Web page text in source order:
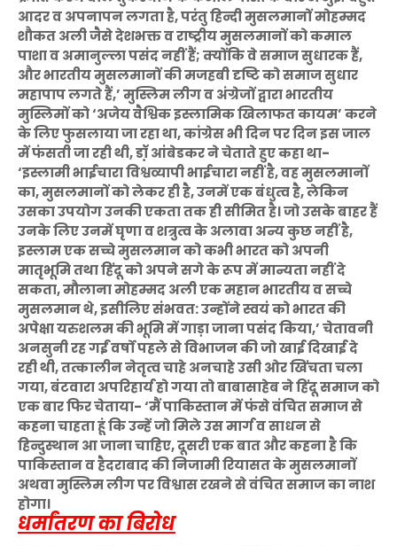
आदर व अपनापन लगता है, परंतु हिन्दी मुसलमानों मोहम्मद
शौकत अली जैसे देशभक्त व राष्ट्रीय मुसलमानों को कमाल
पाशा व अमानुल्ला पसंद नहीं हैं; क्योंकि वे समाज सुधारक हैं,
और भारतीय मुसलमानों की मजहबी दृष्टि को समाज सुधार
महापाप लगते हैं,’ मुस्लिम लीग व अंग्रेजों द्वारा भारतीय
मुस्लिमों को ‘अजेय वैश्विक इस्लामिक खिलाफत कायम’ करने
के लिए फुसलाया जा रहा था, कांग्रेस भी दिन पर दिन इस जाल
में फंसती जा रही थी, डॉ़ आंबेडकर ने चेताते हुए कहा था-
‘इस्लामी भाईचारा विश्वव्यापी भाईचारा नहीं है, वह मुसलमानों
का, मुसलमानों को लेकर ही है, उनमें एक बंधुत्व है, लेकिन
उसका उपयोग उनकी एकता तक ही सीमित है। जो उसके बाहर हैं
उनके लिए उनमें घृणा व शत्रुत्व के अलावा अन्य कुछ नहीं है,
इस्लाम एक सच्चे मुसलमान को कभी भारत को अपनी
मातृभूमि तथा हिंदू को अपने सगे के रूप में मान्यता नहीं दे
सकता, मौलाना मोहम्मद अली एक महान भारतीय व सच्चे
मुसलमान थे, इसीलिए संभवत: उन्होंने स्वयं को भारत की
अपेक्षा यरुशलम की भूमि में गाड़ा जाना पसंद किया,’ चेतावनी
अनसुनी रह गईं वर्षो पहले से विभाजन की जो खाई दिखाई दे
रही थी, तत्कालीन नेतृत्व चाहे अनचाहे उसी ओर खिंचता चला
गया, बंटवारा अपरिहार्य हो गया तो बाबासाहेब ने हिंदू समाज को
एक बार फिर चेताया- ‘मैं पाकिस्तान में फंसे वंचित समाज से
कहना चाहता हूं कि उन्हें जो मिले उस मार्ग व साधन से
हिन्दुस्थान आ जाना चाहिए, दूसरी एक बात और कहना है कि
पाकिस्तान व हैदराबाद की निजामी रियासत के मुसलमानों
अथवा मुस्लिम लीग पर विश्वास रखने से वंचित समाज का नाश
होगा।
धर्मांतरण का बिरोध